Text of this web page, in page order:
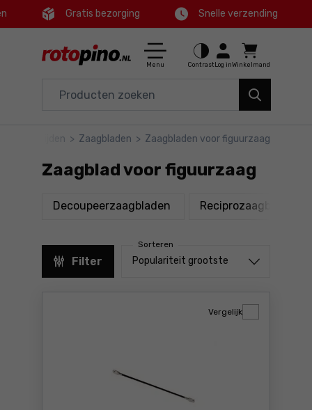
Ctrl
Hoofdmenu
Filters
Producten
Gratis bezorging Snelle verzending
Menu Contrast Log inWinkelmand
Huis en tuin
Aanbiedingen
Snijden > Zaagbladen > Zaagbladen voor figuurzaag
Zaagblad voor figuurzaag
Decoupeerzaagbladen producten
Reciprozaagbladen
Filter
Sorteren
Sorteren uit
Populariteit grootste
Vergelijk